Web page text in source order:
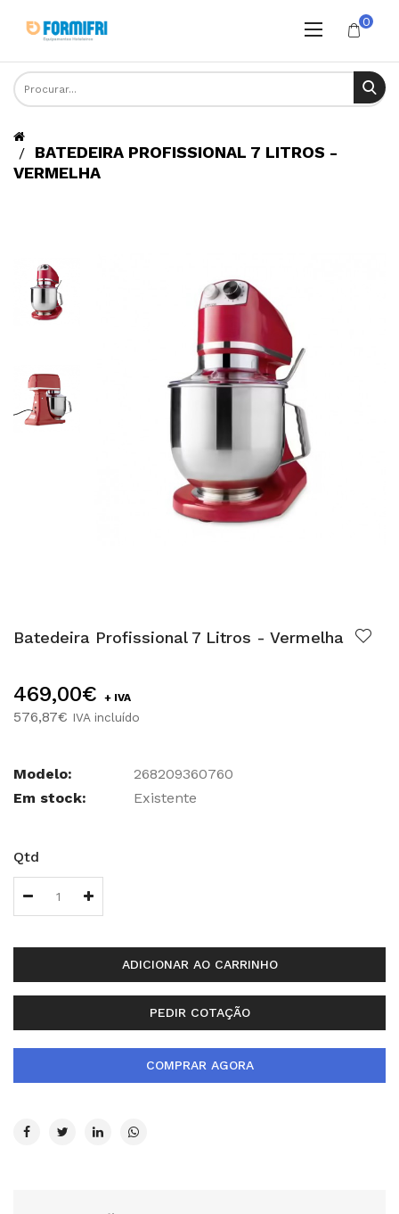
0
BATEDEIRA PROFISSIONAL 7 LITROS -
VERMELHA
Batedeira Profissional 7 Litros - Vermelha
469,00€ + IVA
576,87€ IVA incluído
Modelo:
268209360760
Em stock:
Existente
Qtd
ADICIONAR AO CARRINHO
PEDIR COTAÇÃO
COMPRAR AGORA